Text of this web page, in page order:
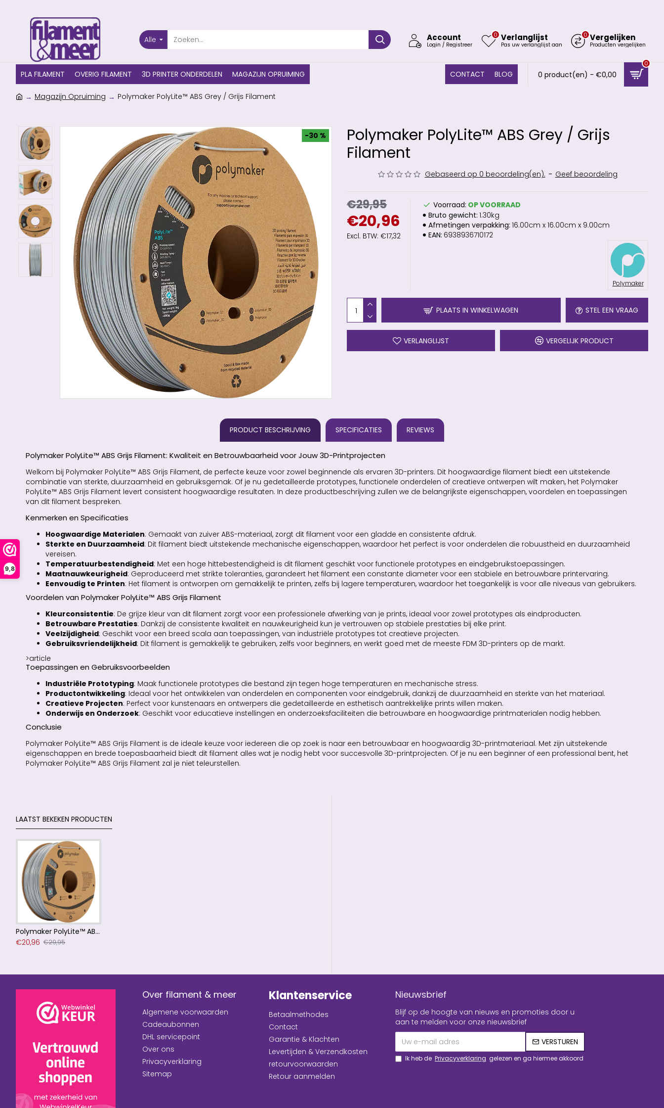
9,8
Alle Account
Login / Registreer
Verlanglijst
Pas uw verlanglijst aan
0 Vergelijken
Producten vergelijken
0
PLA FILAMENT OVERIG FILAMENT 3D PRINTER ONDERDELEN MAGAZIJN OPRUIMING CONTACT BLOG 0 product(en) - €0,00
0
Magazijn Opruiming Polymaker PolyLite™ ABS Grey / Grijs Filament
-30 %
Polymaker PolyLite™ ABS Grey / Grijs
Filament
Gebaseerd op 0 beoordeling(en). - Geef beoordeling
€20,96
€29,95
Excl. BTW: €17,32
Voorraad: OP VOORRAAD
Bruto gewicht: 1.30kg
Afmetingen verpakking: 16.00cm x 16.00cm x 9.00cm
EAN: 6938936710172
Polymaker
PLAATS IN WINKELWAGEN STEL EEN VRAAG
VERLANGLIJST VERGELIJK PRODUCT
PRODUCT BESCHRIJVING SPECIFICATIES REVIEWS
Polymaker PolyLite™ ABS Grijs Filament: Kwaliteit en Betrouwbaarheid voor Jouw 3D-Printprojecten
Welkom bij Polymaker PolyLite™ ABS Grijs Filament, de perfecte keuze voor zowel beginnende als ervaren 3D-printers. Dit hoogwaardige filament biedt een uitstekende
combinatie van sterkte, duurzaamheid en gebruiksgemak. Of je nu gedetailleerde prototypes, functionele onderdelen of creatieve ontwerpen wilt maken, het Polymaker
PolyLite™ ABS Grijs Filament levert consistent hoogwaardige resultaten. In deze productbeschrijving zullen we de belangrijkste eigenschappen, voordelen en toepassingen
van dit filament bespreken.
Kenmerken en Specificaties
Hoogwaardige Materialen: Gemaakt van zuiver ABS-materiaal, zorgt dit filament voor een gladde en consistente afdruk.
Sterkte en Duurzaamheid: Dit filament biedt uitstekende mechanische eigenschappen, waardoor het perfect is voor onderdelen die robuustheid en duurzaamheid
vereisen.
Temperatuurbestendigheid: Met een hoge hittebestendigheid is dit filament geschikt voor functionele prototypes en eindgebruikstoepassingen.
Maatnauwkeurigheid: Geproduceerd met strikte toleranties, garandeert het filament een constante diameter voor een stabiele en betrouwbare printervaring.
Eenvoudig te Printen: Het filament is ontworpen om gemakkelijk te printen, zelfs bij lagere temperaturen, waardoor het toegankelijk is voor alle niveaus van gebruikers.
Voordelen van Polymaker PolyLite™ ABS Grijs Filament
Kleurconsistentie: De grijze kleur van dit filament zorgt voor een professionele afwerking van je prints, ideaal voor zowel prototypes als eindproducten.
Betrouwbare Prestaties: Dankzij de consistente kwaliteit en nauwkeurigheid kun je vertrouwen op stabiele prestaties bij elke print.
Veelzijdigheid: Geschikt voor een breed scala aan toepassingen, van industriële prototypes tot creatieve projecten.
Gebruiksvriendelijkheid: Dit filament is gemakkelijk te gebruiken, zelfs voor beginners, en werkt goed met de meeste FDM 3D-printers op de markt.
>article
Toepassingen en Gebruiksvoorbeelden
Industriële Prototyping: Maak functionele prototypes die bestand zijn tegen hoge temperaturen en mechanische stress.
Productontwikkeling: Ideaal voor het ontwikkelen van onderdelen en componenten voor eindgebruik, dankzij de duurzaamheid en sterkte van het materiaal.
Creatieve Projecten: Perfect voor kunstenaars en ontwerpers die gedetailleerde en esthetisch aantrekkelijke prints willen maken.
Onderwijs en Onderzoek: Geschikt voor educatieve instellingen en onderzoeksfaciliteiten die betrouwbare en hoogwaardige printmaterialen nodig hebben.
Conclusie
Polymaker PolyLite™ ABS Grijs Filament is de ideale keuze voor iedereen die op zoek is naar een betrouwbaar en hoogwaardig 3D-printmateriaal. Met zijn uitstekende
eigenschappen en brede toepasbaarheid biedt dit filament alles wat je nodig hebt voor succesvolle 3D-printprojecten. Of je nu een beginner of een professional bent, het
Polymaker PolyLite™ ABS Grijs Filament zal je niet teleurstellen.
LAATST BEKEKEN PRODUCTEN
Polymaker PolyLite™ ABS Grey / Grijs Filament
€20,96 €29,95
Over filament & meer
Algemene voorwaarden
Cadeaubonnen
DHL servicepoint
Over ons
Privacyverklaring
Sitemap
Klantenservice
Betaalmethodes
Contact
Garantie & Klachten
Levertijden & Verzendkosten
retourvoorwaarden
Retour aanmelden
Nieuwsbrief
Blijf op de hoogte van nieuws en promoties door u
aan te melden voor onze nieuwsbrief
VERSTUREN
Ik heb de Privacyverklaring gelezen en ga hiermee akkoord